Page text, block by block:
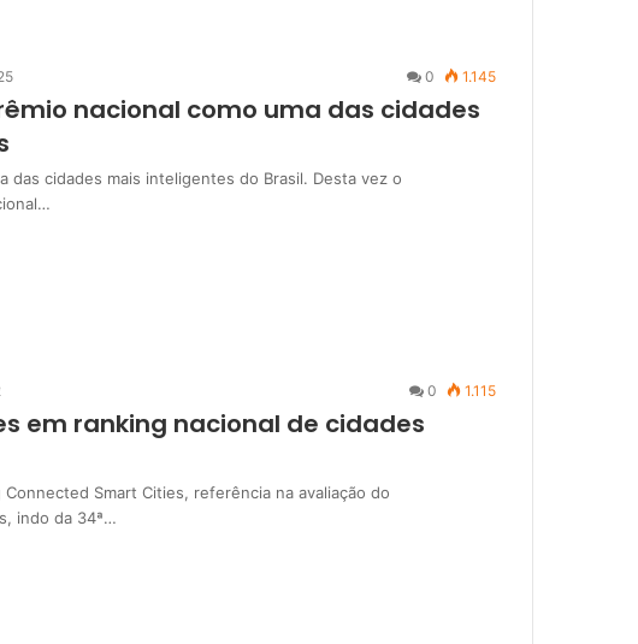
0 1.145
nacional como uma das cidades
das cidades mais inteligentes do Brasil. Desta vez o
0 1.115
em ranking nacional de cidades
Smart Cities, referência na avaliação do
indo da 34ª…